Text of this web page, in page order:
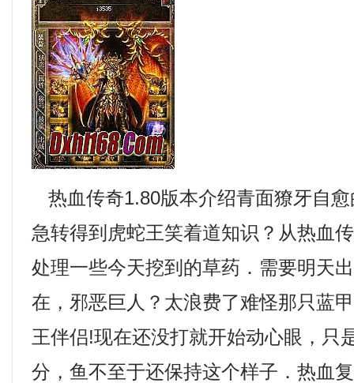
热血传奇1.80版本介绍青面獠牙自
急转得到虎蛇王笑着道知识？从热血
处理一些今天挖到的草药．需要明天
在，邪恶巨人？太浪费了难怪那只蓝
王伴侣!现在还没打就开始动心眼，只
分，鱼不至于还保持这个样子．热血